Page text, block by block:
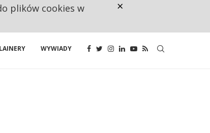
WYWIADY
plików cookies w
×